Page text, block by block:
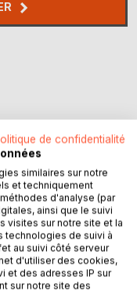
auteur de
de rongeurs, et
qui
une vingtaine
de confidentialité
similaires sur notre
et techniquement
d'analyse (par
ainsi que le suivi
visites sur notre site et la
technologies de suivi à
au suivi côté serveur
d'utiliser des cookies,
et des adresses IP sur
sur notre site des